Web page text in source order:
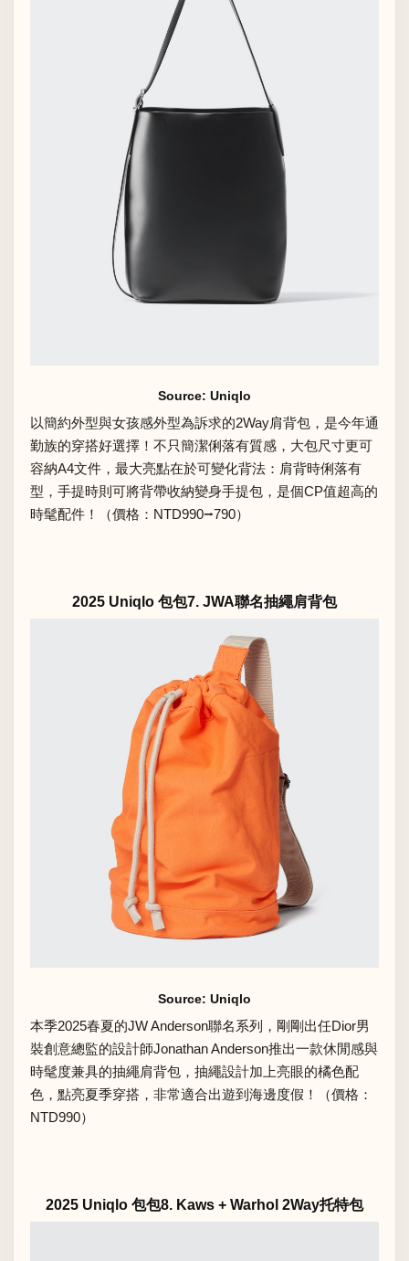
Source: Uniqlo
以簡約外型與女孩感外型為訴求的2Way肩背包，是今年通
勤族的穿搭好選擇！不只簡潔俐落有質感，大包尺寸更可
容納A4文件，最大亮點在於可變化背法：肩背時俐落有
型，手提時則可將背帶收納變身手提包，是個CP值超高的
時髦配件！（價格：NTD990⭢790）
2025 Uniqlo 包包7. JWA聯名抽繩肩背包
Source: Uniqlo
本季2025春夏的JW Anderson聯名系列，剛剛出任Dior男
裝創意總監的設計師Jonathan Anderson推出一款休閒感與
時髦度兼具的抽繩肩背包 ，抽繩設計加上亮眼的橘色配
色，點亮夏季穿搭，非常適合出遊到海邊度假！（價格：
NTD990）
2025 Uniqlo 包包8. Kaws + Warhol 2Way托特包